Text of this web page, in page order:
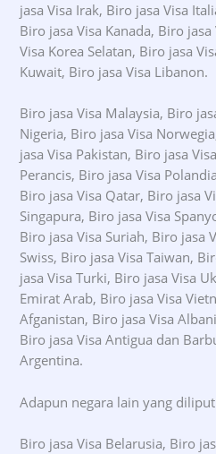
jasa Visa Irak, Biro jasa Visa
Biro jasa Visa Kanada, Biro
Visa Korea Selatan, Biro jasa
Kuwait, Biro jasa Visa Libanon.
Biro jasa Visa Malaysia, Biro
Nigeria, Biro jasa Visa
jasa Visa Pakistan, Biro jasa
Perancis, Biro jasa Visa
Biro jasa Visa Qatar, Biro jasa
Singapura, Biro jasa Visa
Biro jasa Visa Suriah, Biro jasa
Swiss, Biro jasa Visa Taiwan,
jasa Visa Turki, Biro jasa Visa
Emirat Arab, Biro jasa Visa
Afganistan, Biro jasa Visa
Biro jasa Visa Antigua dan
Argentina.
Adapun negara lain yang
Biro jasa Visa Belarusia, Biro